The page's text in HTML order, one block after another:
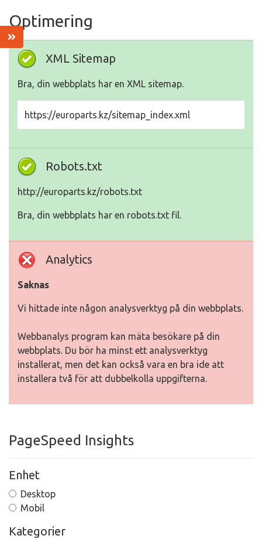
Optimering
XML Sitemap
Bra, din webbplats har en XML sitemap.
https://europarts.kz/sitemap_index.xml
Robots.txt
http://europarts.kz/robots.txt
Bra, din webbplats har en robots.txt fil.
Analytics
Saknas
Vi hittade inte någon analysverktyg på din webbplats.
Webbanalys program kan mäta besökare på din
webbplats. Du bör ha minst ett analysverktyg
installerat, men det kan också vara en bra ide att
installera två för att dubbelkolla uppgifterna.
PageSpeed Insights
Enhet
Desktop
Mobil
Kategorier